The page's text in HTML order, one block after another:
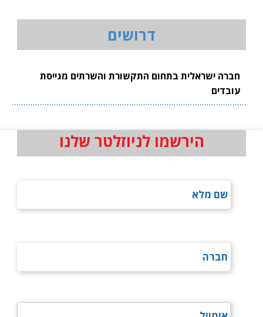
דרושים
חברה ישראלית בתחום התקשורת והשרתים מגייסת
עובדים
הירשמו לניוזלטר שלנו